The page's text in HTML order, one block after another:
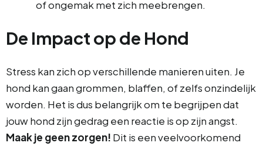
of ongemak met zich meebrengen.
De Impact op de Hond
Stress kan zich op verschillende manieren uiten. Je
hond kan gaan grommen, blaffen, of zelfs onzindelijk
worden. Het is dus belangrijk om te begrijpen dat
jouw hond zijn gedrag een reactie is op zijn angst.
Maak je geen zorgen! Dit is een veelvoorkomend